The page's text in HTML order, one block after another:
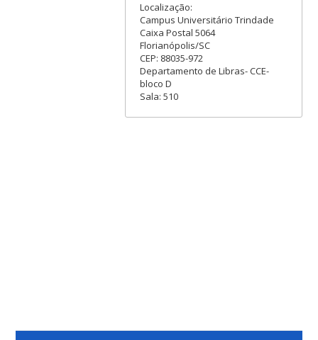
Localização:
Campus Universitário Trindade
Caixa Postal 5064
Florianópolis/SC
CEP: 88035-972
Departamento de Libras- CCE-
bloco D
Sala: 510